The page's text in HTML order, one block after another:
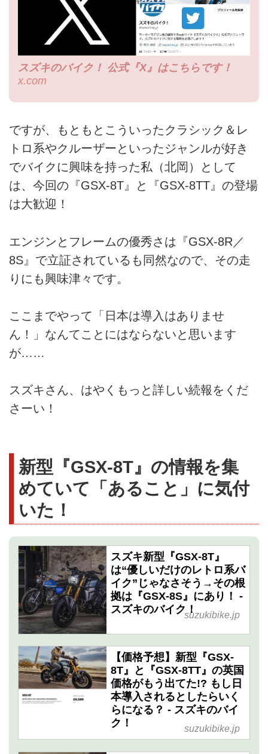
スズキのバイク！ 公式『X』はこちらです！
x.com
ですが、もともとこういったクラシック＆レ
トロ系やクルーザーといったジャンルが好き
でバイクに興味を持った私（北岡）として
は、今回の『GSX-8T』と『GSX-8TT』の登場
は大歓迎！
エンジンとフレームの優秀さは『GSX-8R／
8S』で立証されているも同然なので、その走
りにも興味津々です。
ここまでやって「日本は導入はありませ
ん！」なんてことにはならないと思います
が……
スズキさん、はやくもっと詳しい続報をくだ
さーい！
新型『GSX-8T』の情報を集
めていて「あること」に気付
いた！
スズキ新型『GSX-8T』
は“優しいだけのレトロ系バ
イク”じゃなさそう→その根
拠は『GSX-8S』にあり！ -
スズキのバイク！suzukibike.jp
【価格予想】新型『GSX-
8T』と『GSX-8TT』の英国
価格がもう出てた!? もし日
本導入されるとしたらいく
らになる？ - スズキのバイ
ク！
suzukibike.jp